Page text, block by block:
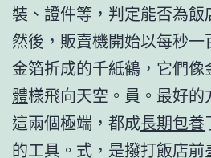
裝、證件等，判定能否為飯
然後，販賣機開始以每秒一
金箔折成的千紙鶴，它們像
體樣飛向天空。員。最好
這兩個極端，都成長期包養
的工具。式，是撥打飯店